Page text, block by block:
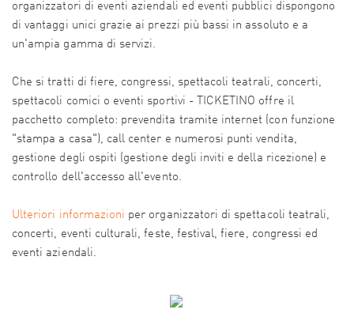
organizzatori di eventi aziendali ed eventi pubblici dispongono
di vantaggi unici grazie ai prezzi più bassi in assoluto e a
un'ampia gamma di servizi.
Che si tratti di fiere, congressi, spettacoli teatrali, concerti,
spettacoli comici o eventi sportivi - TICKETINO offre il
pacchetto completo: prevendita tramite internet (con funzione
"stampa a casa"), call center e numerosi punti vendita,
gestione degli ospiti (gestione degli inviti e della ricezione) e
controllo dell'accesso all'evento.
Ulteriori informazioni per organizzatori di spettacoli teatrali,
concerti, eventi culturali, feste, festival, fiere, congressi ed
eventi aziendali.